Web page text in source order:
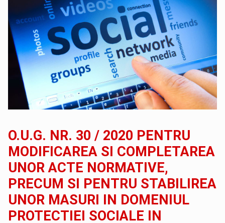
O.U.G. NR. 30 / 2020 PENTRU
MODIFICAREA SI COMPLETAREA
UNOR ACTE NORMATIVE,
PRECUM SI PENTRU STABILIREA
UNOR MASURI IN DOMENIUL
PROTECTIEI SOCIALE IN